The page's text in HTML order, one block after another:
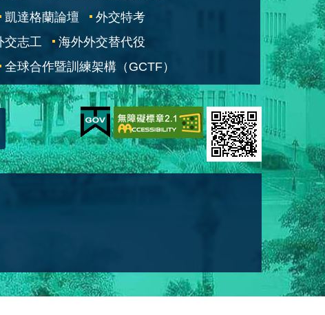
凱達格蘭論壇
外交特考
交志工
海外外交替代役
全球合作暨訓練架構（GCTF）